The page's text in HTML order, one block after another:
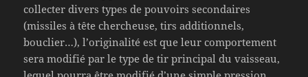
collecter divers types de pouvoirs secondaires
(missiles à tête chercheuse, tirs additionnels,
bouclier…), l’originalité est que leur comportement
sera modifié par le type de tir principal du vaisseau,